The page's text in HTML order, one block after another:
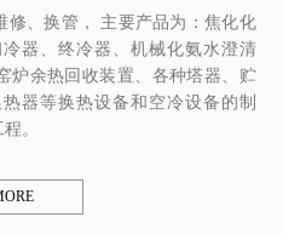
修、换管， 主要产品为：焦化化
器、终冷器、机械化氨水澄清
炉余热回收装置、各种塔器、贮
器等换热设备和空冷设备的制
。